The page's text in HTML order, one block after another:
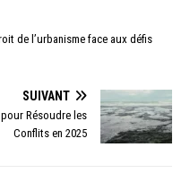
de l’urbanisme face aux défis
SUIVANT
Résoudre les
Conflits en 2025